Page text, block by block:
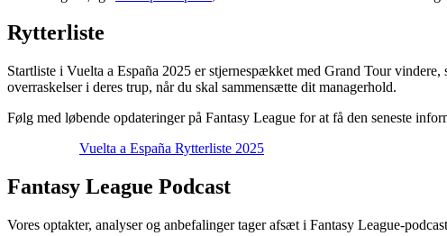
Rytterliste
Startliste i Vuelta a España 2025 er stjernespækket med Grand Tour
overraskelser i deres trup, når du skal sammensætte dit managerhold.
Følg med løbende opdateringer på Fantasy League for at få den seneste
Vuelta a España Rytterliste 2025
Fantasy League Podcast
Vores optakter, analyser og anbefalinger tager afsæt i Fantasy League-